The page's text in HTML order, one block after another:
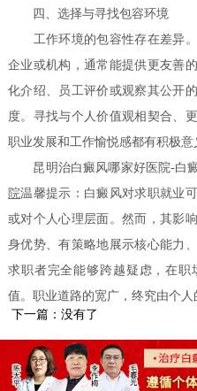
四、选择与寻找包容环境
工作环境的包容性存在差异。
企业或机构，通常能提供更友善
化介绍、员工评价或观察其公开
度。寻找与个人价值观相契合、
职业发展和工作愉悦感都有积极意
昆明治白癜风哪家好医院-白癜
院温馨提示：白癜风对求职就业
或对个人心理层面。然而，其影
身优势、有策略地展示核心能力
求职者完全能够跨越疑虑，在
值。职业道路的宽广，终究由个人
下一篇：没有了